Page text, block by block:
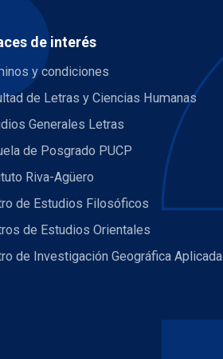
de interés
y condiciones
de Letras y Ciencias Humanas
Generales Letras
de Posgrado PUCP
Riva-Agüero
de Estudios Filosóficos
de Estudios Orientales
de Investigación Geográfica Aplicada